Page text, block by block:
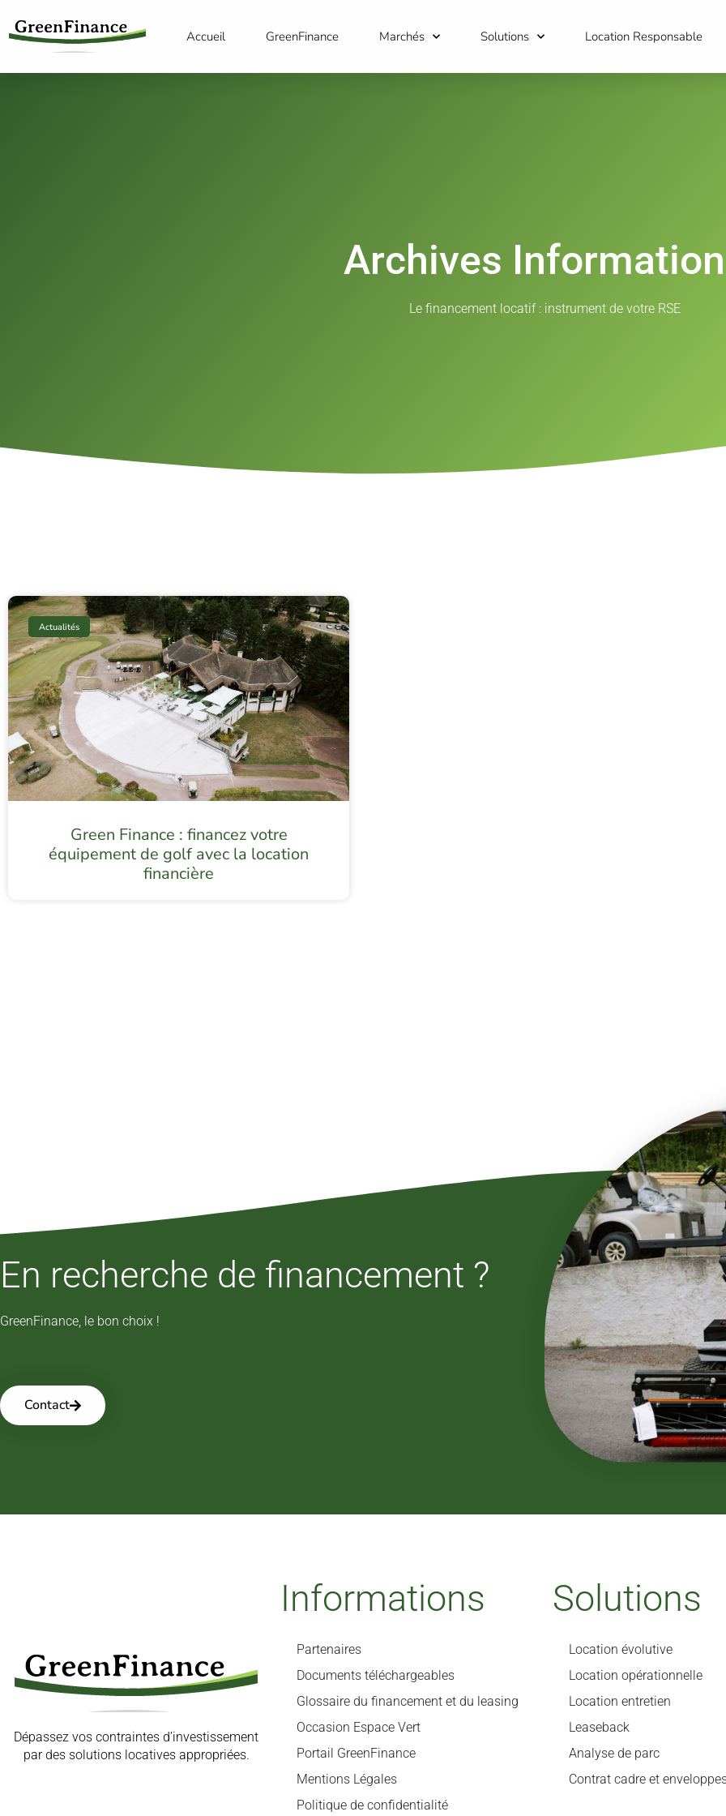
Accueil GreenFinance Marchés Solutions Location Responsable
Archives
Le financement locatif : instrument de votre RSE
Actualités
Green Finance : financez votre
équipement de golf avec la location
financière
En recherche de financement ?
GreenFinance, le bon choix !
Contact
Dépassez vos contraintes d’investissement
par des solutions locatives appropriées.
Informations
Partenaires
Documents téléchargeables
Glossaire du financement et du leasing
Occasion Espace Vert
Portail GreenFinance
Mentions Légales
Politique de confidentialité
Solutions
Location évolutive
Location opérationnelle
Location entretien
Leaseback
Analyse de parc
Contrat cadre et